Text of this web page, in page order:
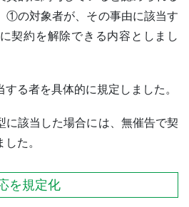
①の対象者が、その事由に該当す
契約を解除できる内容としまし
る者を具体的に規定しました。
該当した場合には、無催告で契
た。
を規定化